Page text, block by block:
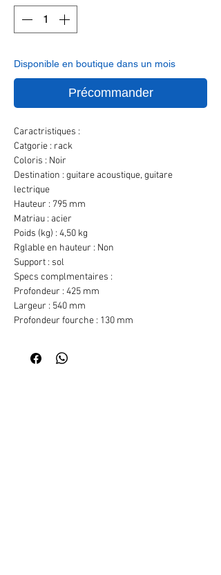
Disponible en boutique dans un mois
Précommander
Caractristiques :
Catgorie : rack
Coloris : Noir
Destination : guitare acoustique, guitare
lectrique
Hauteur : 795 mm
Matriau : acier
Poids (kg) : 4,50 kg
Rglable en hauteur : Non
Support : sol
Specs complmentaires :
Profondeur : 425 mm
Largeur : 540 mm
Profondeur fourche : 130 mm